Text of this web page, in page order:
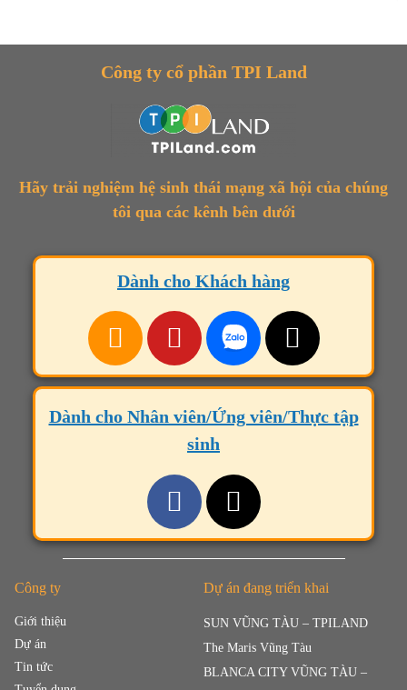
Công ty cổ phần TPI Land
Hãy trải nghiệm hệ sinh thái mạng xã hội của chúng
tôi qua các kênh bên dưới
Dành cho Khách hàng
Dành cho Nhân viên/Ứng viên/Thực tập
sinh
Công ty
Giới thiệu
Dự án
Tin tức
Dự án đang triển khai
SUN VŨNG TÀU – TPILAND
The Maris Vũng Tàu
BLANCA CITY VŨNG TÀU –